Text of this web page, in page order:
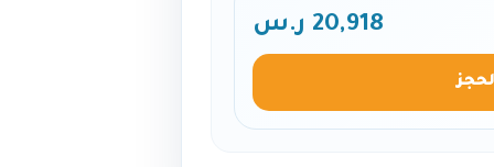
20,918 ر.س